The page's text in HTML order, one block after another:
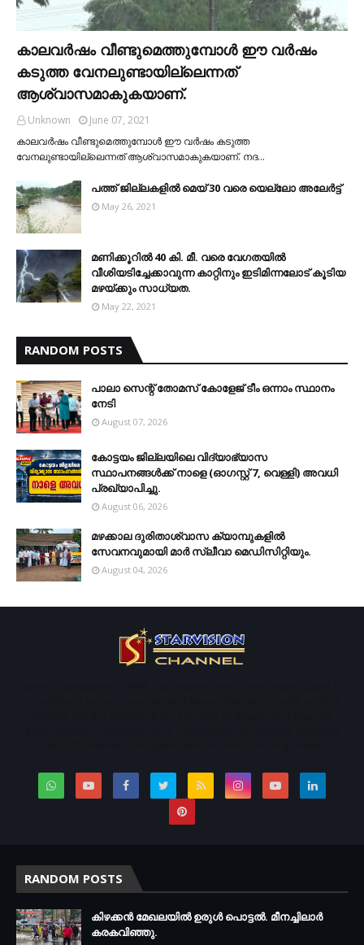
കാലവര്‍ഷം വീണ്ടുമെത്തുമ്പോള്‍ ഈ വര്‍ഷം
കടുത്ത വേനലുണ്ടായില്ലെന്നത്
ആശ്വാസമാകുകയാണ്.
Unknown
June 07, 2021
കാലവര്‍ഷം വീണ്ടുമെത്തുമ്പോള്‍ ഈ വര്‍ഷം കടുത്ത
വേനലുണ്ടായില്ലെന്നത് ആശ്വാസമാകുകയാണ്. നദ…
പത്ത് ജില്ലകളില്‍ മെയ് 30 വരെ യെല്ലോ അലേര്‍ട്ട്
May 26, 2021
മണിക്കൂറിൽ 40 കി. മീ. വരെ വേഗതയിൽ
വീശിയടിച്ചേക്കാവുന്ന കാറ്റിനും ഇടിമിന്നലോട് കൂടിയ
മഴയ്ക്കും സാധ്യത.
May 22, 2021
RANDOM POSTS
പാലാ സെന്റ് തോമസ് കോളേജ് ടീം ഒന്നാം സ്ഥാനം
നേടി
August 07, 2026
കോട്ടയം ജില്ലയിലെ വിദ്യാഭ്യാസ
സ്ഥാപനങ്ങള്‍ക്ക് നാളെ (ഓഗസ്റ്റ് 7, വെള്ളി) അവധി
പ്രഖ്യാപിച്ചു.
August 06, 2026
മഴക്കാല ദുരിതാശ്വാസ ക്യാമ്പുകളിൽ
സേവനവുമായി മാർ സ്ലീവാ മെഡിസിറ്റിയും.
August 04, 2026
RANDOM POSTS
കിഴക്കന്‍ മേഖലയില്‍ ഉരുള്‍ പൊട്ടല്‍. മീനച്ചിലാര്‍
കരകവിഞ്ഞു.